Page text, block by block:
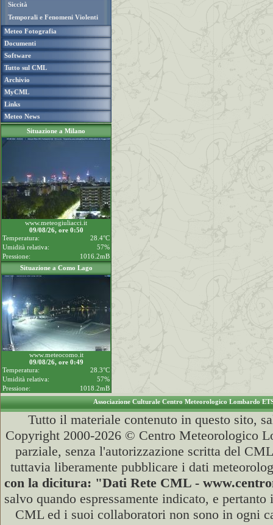
Siccità
Temporali e Fenomeni Violenti
Meteo Fotografia
Documenti
Software
Tutto sul CML
Archivio
MyCML
Links
Meteo News
Situazione a Milano
www.meteogiuliacci.it
09/08/26, ore 0:50
Temperatura:
28.4°C
Umidità relativa:
57%
Pressione:
1016.2mB
Situazione a Como Lago
www.meteocomo.it
09/08/26, ore 0:49
Temperatura:
28.3°C
Umidità relativa:
57%
Pressione:
1018.2mB
Associazione Culturale Centro Meteorologico Lombardo
Tutto il materiale contenuto in questo sito,
Copyright 2000-2026 © Centro Meteorologico
parziale, senza l'autorizzazione scritta del
tuttavia liberamente pubblicare i dati
con la dicitura: "Dati Rete CML -
salvo quando espressamente indicato, e
CML ed i suoi collaboratori non sono in ogni